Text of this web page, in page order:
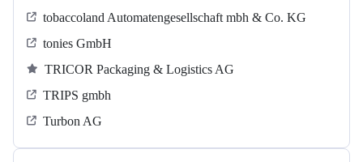
tobaccoland Automatengesellschaft mbh & Co. KG
tonies GmbH
TRICOR Packaging & Logistics AG
TRIPS gmbh
Turbon AG